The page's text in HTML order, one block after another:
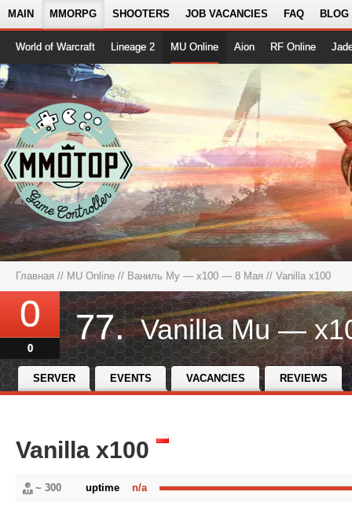
MAIN MMORPG SHOOTERS JOB VACANCIES FAQ BLOG
World of Warcraft Lineage 2 MU Online Aion RF Online
Главная // MU Online // Ваниль Му — x100 — 8 Мая // Vanilla x100
0
0
77.
SERVER EVENTS VACANCIES REVIEWS
Vanilla x100
~ 300 n/a
uptime